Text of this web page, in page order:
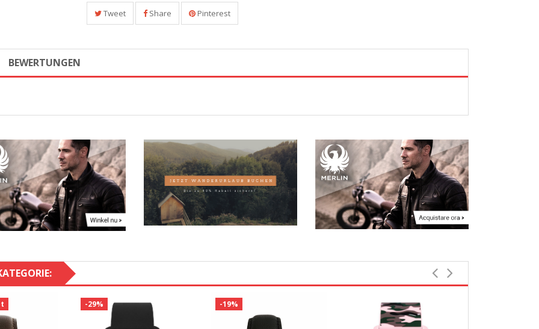
Tweet Share Pinterest
BEWERTUNGEN
-29% -19%